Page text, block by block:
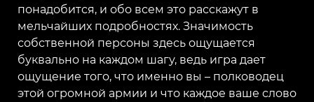
понадобится, и обо всем это расскажут в
мельчайших подробностях. Значимость
собственной персоны здесь ощущается
буквально на каждом шагу, ведь игра дает
ощущение того, что именно вы – полководец
этой огромной армии и что каждое ваше слово